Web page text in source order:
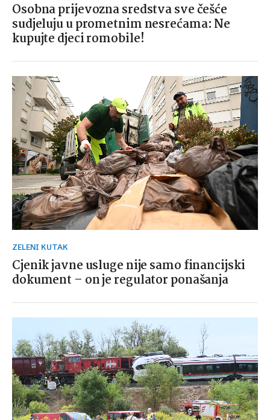
Osobna prijevozna sredstva sve češće
sudjeluju u prometnim nesrećama: Ne
kupujte djeci romobile!
ZELENI KUTAK
Cjenik javne usluge nije samo financijski
dokument – on je regulator ponašanja